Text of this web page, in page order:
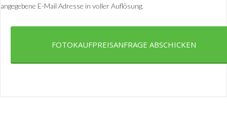
angegebene E-Mail Adresse in voller Auflösung.
FOTOKAUFPREISANFRAGE ABSCHICKEN